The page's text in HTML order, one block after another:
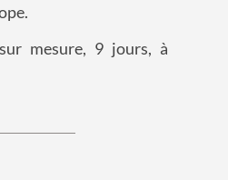
mesure, 9 jours, à